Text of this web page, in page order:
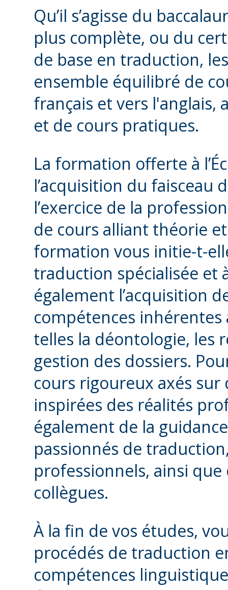
Qu’il s’agisse du
plus complète, ou du
de base en traduction,
ensemble équilibré de
français et vers l'anglais,
et de cours pratiques.
La formation offerte à
l’acquisition du faisceau
l’exercice de la
de cours alliant théorie
formation vous initie-t-
traduction spécialisée et
également l’acquisition
compétences
telles la déontologie, les
gestion des dossiers.
cours rigoureux axés
inspirées des réalités
également de la
passionnés de
professionnels, ainsi
collègues.
À la fin de vos études,
procédés de traduction
compétences